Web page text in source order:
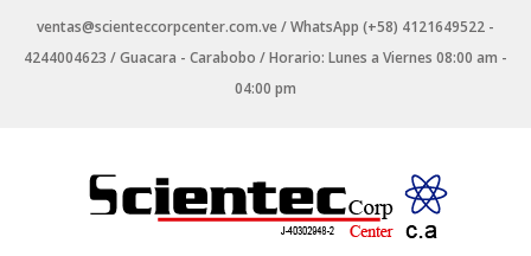
contenido
ventas@scienteccorpcenter.com.ve / WhatsApp (+58) 4121649522 -
4244004623 / Guacara - Carabobo / Horario: Lunes a Viernes 08:00 am -
04:00 pm